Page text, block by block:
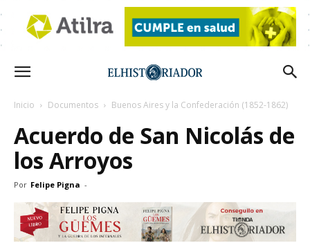
Inicio Documentos Buenos Aires y la Confederación (1852-1862)
Acuerdo de San Nicolás de
los Arroyos
Por Felipe Pigna -